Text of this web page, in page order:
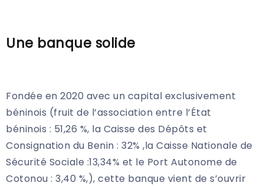
Une banque solide
Fondée en 2020 avec un capital exclusivement
béninois (fruit de l’association entre l’État
béninois : 51,26 %, la Caisse des Dépôts et
Consignation du Benin : 32% ,la Caisse Nationale de
Sécurité Sociale :13,34% et le Port Autonome de
Cotonou : 3,40 %,), cette banque vient de s’ouvrir